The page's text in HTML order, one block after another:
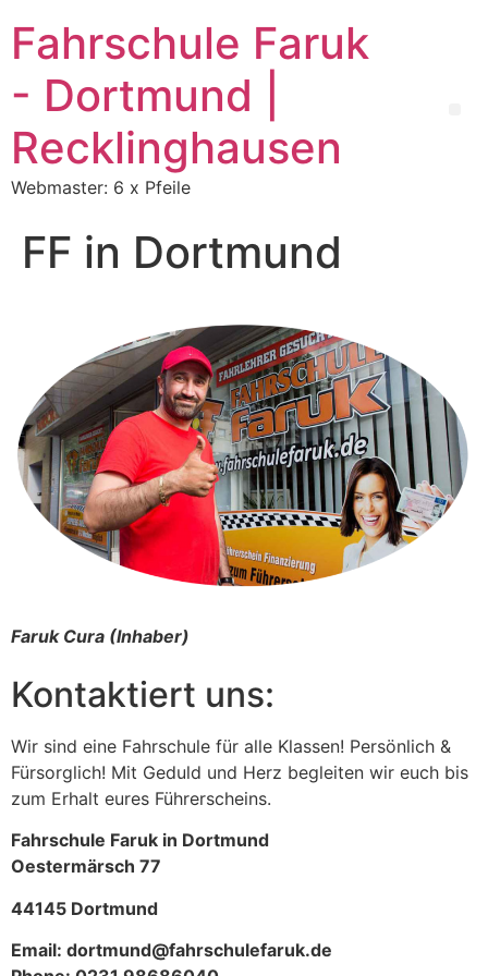
Fahrschule Faruk
- Dortmund |
Recklinghausen
Webmaster: 6 x Pfeile
FF in Dortmund
Faruk Cura (Inhaber)
Kontaktiert uns:
Wir sind eine Fahrschule für alle Klassen! Persönlich &
Fürsorglich! Mit Geduld und Herz begleiten wir euch bis
zum Erhalt eures Führerscheins.
Fahrschule Faruk in Dortmund
Oestermärsch 77
44145 Dortmund
Email: dortmund@fahrschulefaruk.de